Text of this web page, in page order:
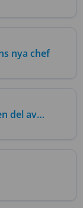
nya chef
del av